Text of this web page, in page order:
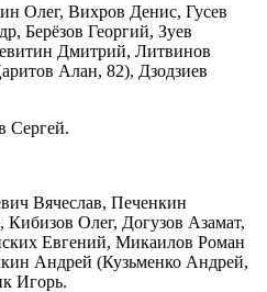
Олег, Вихров Денис, Гусев
Берёзов Георгий, Зуев
Дмитрий, Литвинов
Алан, 82), Дзодзиев
Сергей.
Вячеслав, Печенкин
Кибизов Олег, Догузов Азамат,
Евгений, Микаилов Роман
Андрей (Кузьменко Андрей,
Игорь.